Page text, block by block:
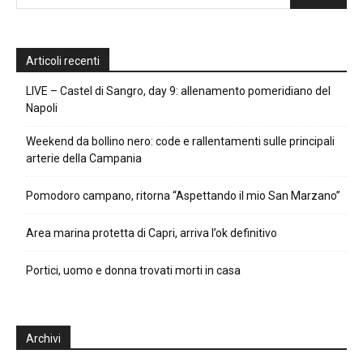
Articoli recenti
LIVE – Castel di Sangro, day 9: allenamento pomeridiano del
Napoli
Weekend da bollino nero: code e rallentamenti sulle principali
arterie della Campania
Pomodoro campano, ritorna “Aspettando il mio San Marzano”
Area marina protetta di Capri, arriva l’ok definitivo
Portici, uomo e donna trovati morti in casa
Archivi